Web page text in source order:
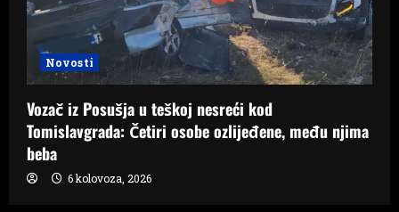
Novosti
Vozač iz Posušja u teškoj nesreći kod
Tomislavgrada: Četiri osobe ozlijeđene, među njima
beba
6 kolovoza, 2026